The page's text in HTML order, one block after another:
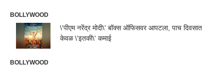
BOLLYWOOD
\'पीएम नरेंद्र मोदी\' बॉक्स ऑफिसवर आपटला, पाच दिवसात
केवळ \'इतकी\' कमाई
BOLLYWOOD